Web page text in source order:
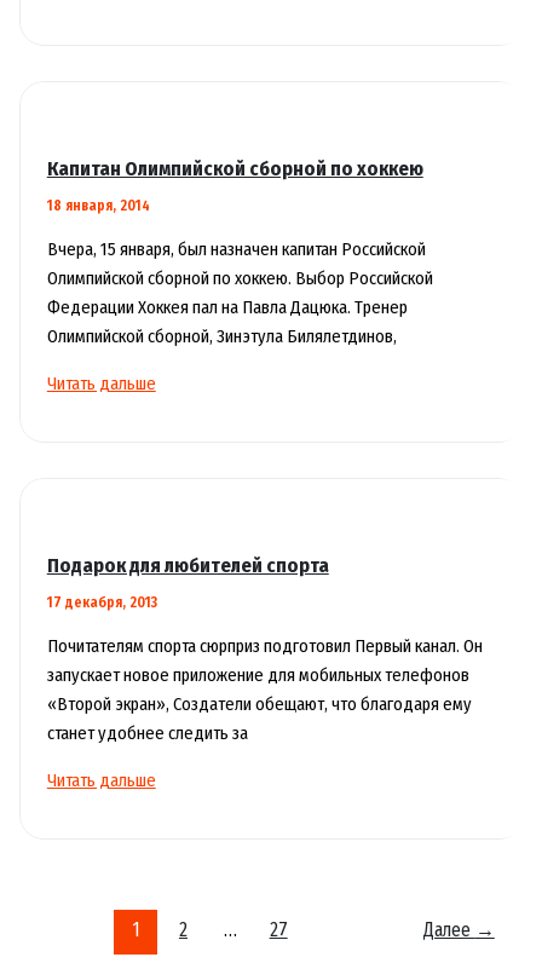
Капитан Олимпийской сборной по хоккею
18 января, 2014
Вчера, 15 января, был назначен капитан Российской
Олимпийской сборной по хоккею. Выбор Российской
Федерации Хоккея пал на Павла Дацюка. Тренер
Олимпийской сборной, Зинэтула Билялетдинов,
Капитан
Читать дальше
Подарок для любителей спорта
17 декабря, 2013
Почитателям спорта сюрприз подготовил Первый канал. Он
запускает новое приложение для мобильных телефонов
«Второй экран», Создатели обещают, что благодаря ему
станет удобнее следить за
Подарок
Читать дальше
1 2 … 27 Далее →